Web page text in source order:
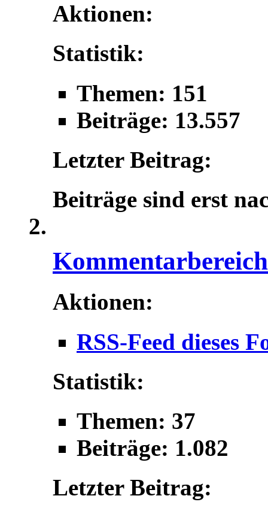
Aktionen:
Statistik:
Themen: 151
Beiträge: 13.557
Letzter Beitrag:
Beiträge sind erst
Aktionen:
RSS-Feed dieses
Statistik:
Themen: 37
Beiträge: 1.082
Letzter Beitrag: